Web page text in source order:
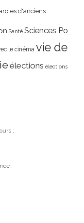
d'anciens
Santé Sciences Po
le cinéma vie de
élections élections
:
: